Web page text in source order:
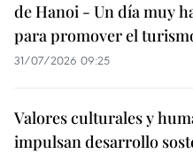
de Hanoi - Un día muy
para promover el
31/07/2026 09:25
Valores culturales y
impulsan desarrollo